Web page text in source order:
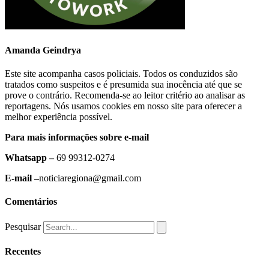
Amanda Geindrya
Este site acompanha casos policiais. Todos os conduzidos são
tratados como suspeitos e é presumida sua inocência até que se
prove o contrário. Recomenda-se ao leitor critério ao analisar as
reportagens. Nós usamos cookies em nosso site para oferecer a
melhor experiência possível.
Para mais informações sobre e-mail
Whatsapp –69 99312-0274
E-mail –noticiaregiona@gmail.com
Comentários
Pesquisar
Recentes